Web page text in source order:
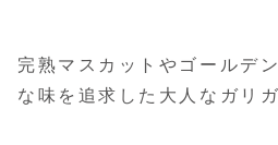
完熟マスカットやゴールデ
な味を追求した大人なガリ